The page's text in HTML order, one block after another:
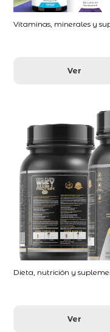
Vitaminas, minerales y
Ver
Dieta, nutrición y
Ver